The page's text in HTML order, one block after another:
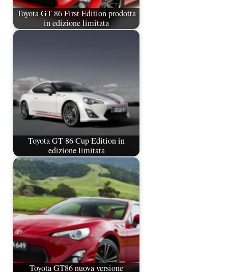
Toyota GT 86 First Edition prodotta
in edizione limitata
Toyota GT 86 Cup Edition in
edizione limitata
Toyota GT86 nuova versione